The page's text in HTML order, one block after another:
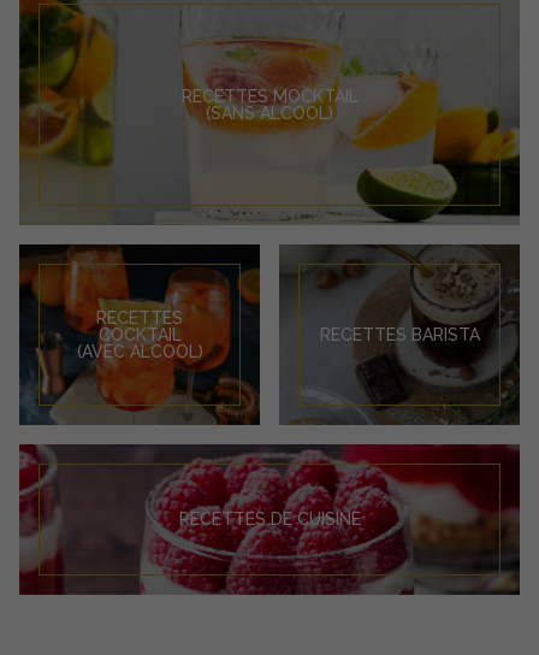
RECETTES MOCKTAIL
(SANS ALCOOL)
RECETTES
COCKTAIL
(AVEC ALCOOL)
RECETTES BARISTA
RECETTES DE CUISINE